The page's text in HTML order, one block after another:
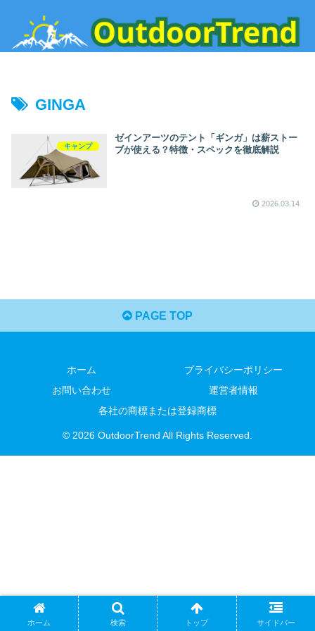
GINGA
キャンプ
ゼインアーツのテント「ギンガ」は薪ストー
ブが使える？特徴・スペックを徹底解説
2026.03.14
PAGE TOP
ホーム
プライバシーポリシー
お問い合わせ
運営者情報
各社の商標または登録商標
© 2026 OutdoorTrend All Rights Reserved.
ホーム 検索 トップ サイドバー